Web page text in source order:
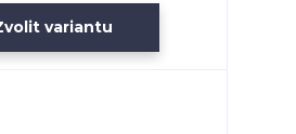
variantu